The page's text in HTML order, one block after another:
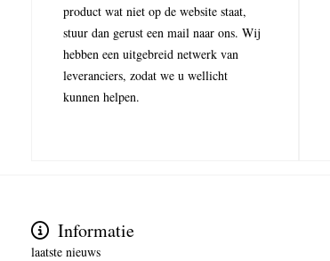
product wat niet op de website staat,
stuur dan gerust een mail naar ons. Wij
hebben een uitgebreid netwerk van
leveranciers, zodat we u wellicht
kunnen helpen.
Informatie
laatste nieuws